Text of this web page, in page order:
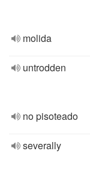
molida
untrodden
no pisoteado
severally